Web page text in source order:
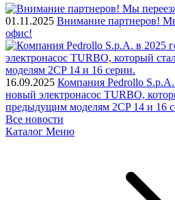
01.11.2025 Внимание партнеров!
офис!
16.09.2025 Компания Pedrollo S.p.A.
новый электронасос TURBO,
предыдущим моделям 2CP 14 и 16
Все новости
Каталог Меню